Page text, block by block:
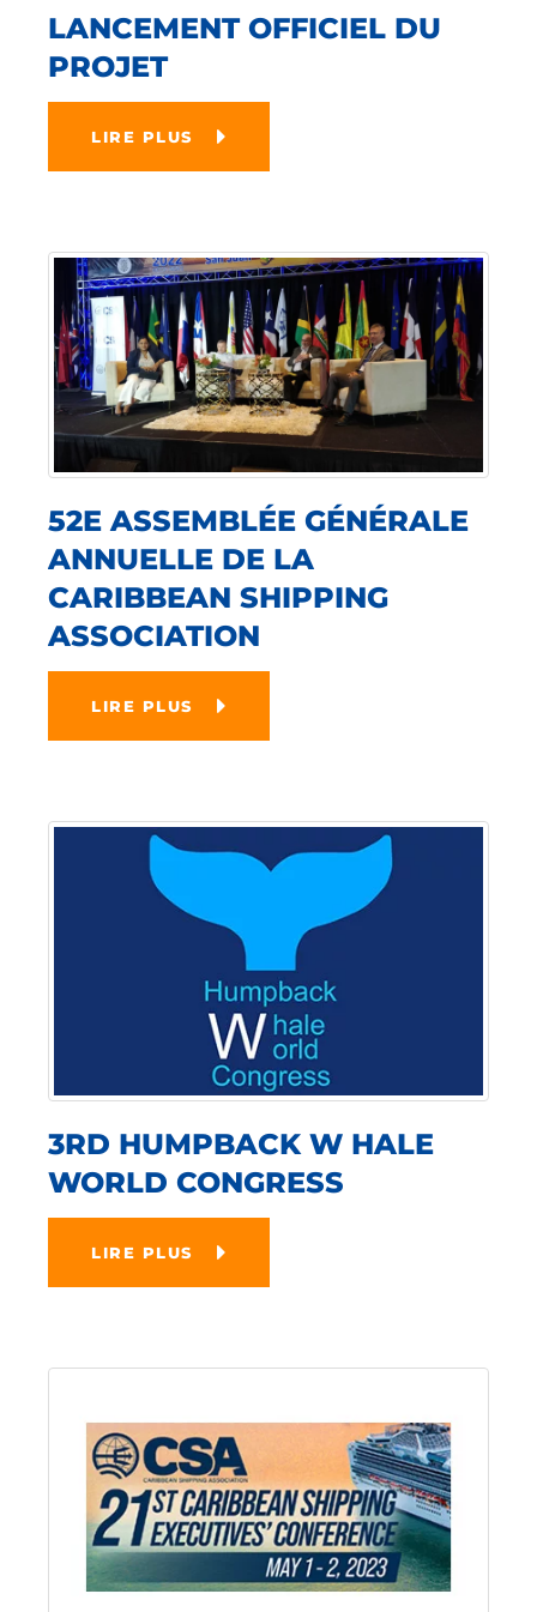
LANCEMENT OFFICIEL DU
PROJET
LIRE PLUS
52E ASSEMBLÉE GÉNÉRALE
ANNUELLE DE LA
CARIBBEAN SHIPPING
ASSOCIATION
LIRE PLUS
3RD HUMPBACK W HALE
WORLD CONGRESS
LIRE PLUS